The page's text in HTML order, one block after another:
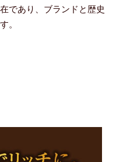
であり、ブランドと歴史
。